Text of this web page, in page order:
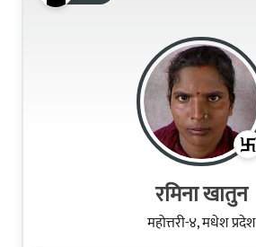
रमिना खातुन
महोत्तरी-४, मधेश प्रदेश